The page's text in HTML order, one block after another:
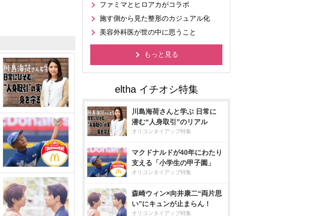
ファミマとヒロアカがコラボ
施す側から見た整形のカジュアル化
美容外科医が世の中に思うこと
もっと見る
川島海荷さんと学ぶ 日常に
潜む“人身取引”のリアル
オリコンタイアップ特集
マクドナルドが40年にわたり
支える「小学生の甲子園」
オリコンタイアップ特集
森崎ウィン×向井康二“両片思
い”にキュンが止まらん！
オリコンタイアップ特集